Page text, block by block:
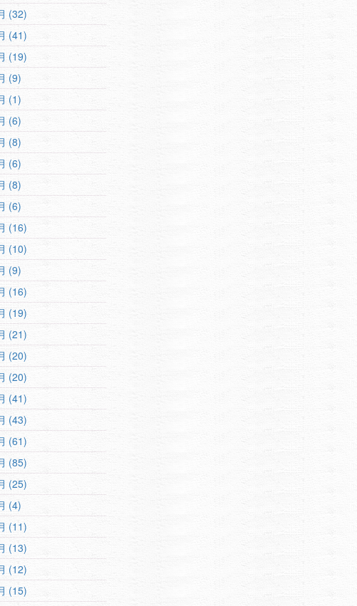
(32)
(41)
(19)
(9)
(1)
(6)
(8)
(6)
(8)
(6)
(16)
(10)
(9)
(16)
(19)
(21)
(20)
(20)
(41)
(43)
(61)
(85)
(25)
(4)
(11)
(13)
(12)
(15)